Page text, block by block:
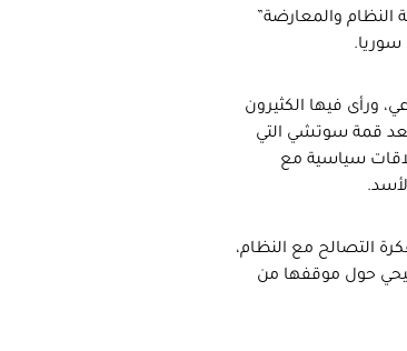
النظام والمعارضة”
سوريا.
ورأى فيها الكثيرون
بعد قمة سوتشي التي
سياسية مع
التصالح مع النظام،
حول موقفها من